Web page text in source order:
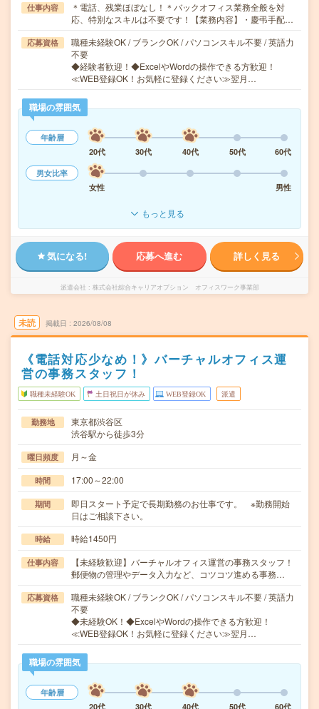
仕事内容
＊電話、残業ほぼなし！＊バックオフィス業務全般を対
応、特別なスキルは不要です！【業務内容】・慶弔手配…
応募資格
職種未経験OK / ブランクOK / パソコンスキル不要 / 英語力
不要
◆経験者歓迎！◆ExcelやWordの操作できる方歓迎！
≪WEB登録OK！お気軽に登録ください≫翌月…
職場の雰囲気
年齢層
20代
30代 40代 50代
60代
男女比率
女性
男性
もっと見る
気になる! 応募へ進む 詳しく見る
派遣会社 株式会社綜合キャリアオプション オフィスワーク事業部
未読 掲載日 2026/08/08
《電話対応少なめ！》バーチャルオフィス運
営の事務スタッフ！
職種未経験OK 土日祝日が休み WEB登録OK 派遣
勤務地
東京都渋谷区
渋谷駅から徒歩3分
曜日頻度 月～金
時間 17:00～22:00
期間
即日スタート予定で長期勤務のお仕事です。 ※勤務開始
日はご相談下さい。
時給 時給1450円
仕事内容
【未経験歓迎】バーチャルオフィス運営の事務スタッフ！
郵便物の管理やデータ入力など、コツコツ進める事務…
応募資格
職種未経験OK / ブランクOK / パソコンスキル不要 / 英語力
不要
◆未経験OK！◆ExcelやWordの操作できる方歓迎！
≪WEB登録OK！お気軽に登録ください≫翌月…
職場の雰囲気
年齢層
20代
30代 40代 50代
60代